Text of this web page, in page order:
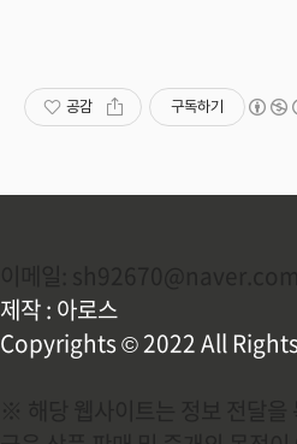
공감 구독하기
제작 : 아로스
Copyrights © 2022 All